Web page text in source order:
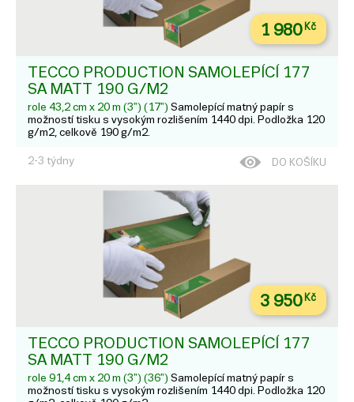
1 980Kč
TECCO PRODUCTION SAMOLEPÍCÍ 177
SA MATT 190 G/M2
role 43,2 cm x 20 m (3") (17") Samolepící matný papír s
možností tisku s vysokým rozlišením 1440 dpi. Podložka 120
g/m2, celkově 190 g/m2.
2-3 týdny DO KOŠÍKU
3 950Kč
TECCO PRODUCTION SAMOLEPÍCÍ 177
SA MATT 190 G/M2
role 91,4 cm x 20 m (3") (36") Samolepící matný papír s
možností tisku s vysokým rozlišením 1440 dpi. Podložka 120